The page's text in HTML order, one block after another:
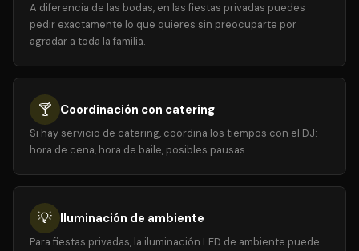
A diferencia de las bodas, en las fiestas privadas puedes
pedir exactamente lo que quieres sin preocuparte por
agradar a toda la familia.
🍸 Coordinación con catering
Si hay servicio de catering, coordina los tiempos con el DJ:
hora de cena, hora de baile, posibles pausas.
💡 Iluminación de ambiente
Para fiestas privadas, la iluminación LED de ambiente puede